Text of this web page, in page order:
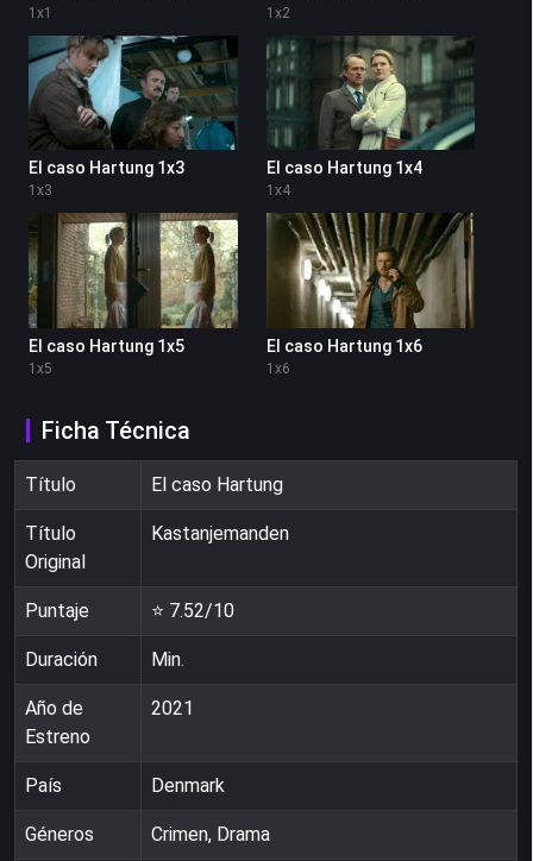
1 x1 1 x2
El caso Hartung 1x3
1 x3
El caso Hartung 1x4
1 x4
El caso Hartung 1x5
1 x5
El caso Hartung 1x6
1 x6
Ficha Técnica
Título El caso Hartung
Título
Original
Kastanjemanden
Puntaje ⭐ 7.52/10
Duración Min.
Año de
Estreno
2021
País Denmark
Géneros Crimen, Drama